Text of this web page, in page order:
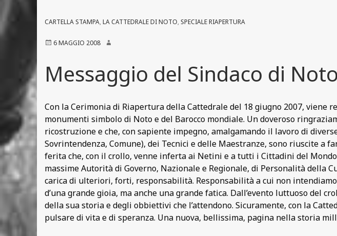
CARTELLA STAMPA,LA CATTEDRALE DI NOTO, SPECIALE RIAPERTURA
6 MAGGIO 2008
Messaggio del Sindaco di Noto
Con la Cerimonia di Riapertura della Cattedrale del 18 giugno 2007,
monumenti simbolo di Noto e del Barocco mondiale. Un doveroso
ricostruzione e che, con sapiente impegno, amalgamando il lavoro di
Sovrintendenza, Comune), dei Tecnici e delle Maestranze, sono riuscite a
ferita che, con il crollo, venne inferta ai Netini e a tutti i Cittadini del
massime Autorità di Governo, Nazionale e Regionale, di Personalità
carica di ulteriori, forti, responsabilità. Responsabilità a cui non
d’una grande gioia, ma anche una grande fatica. Dall’evento luttuoso del
della sua storia e degli obbiettivi che l’attendono. Sicuramente, con la
pulsare di vita e di speranza. Una nuova, bellissima, pagina nella storia